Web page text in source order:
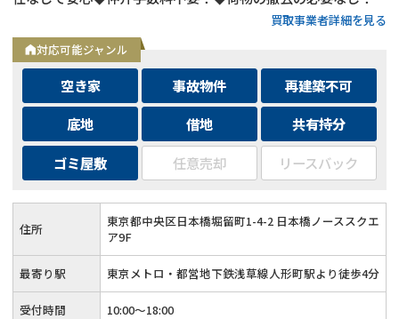
買取事業者詳細を見る
対応可能ジャンル
空き家 事故物件
再建築不可
底地
借地
共有持分
ゴミ屋敷
任意売却 リースバック
住所
東京都中央区日本橋堀留町1-4-2 日本橋ノーススクエ
ア9F
最寄り駅 東京メトロ・都営地下鉄浅草線人形町駅より徒歩4分
受付時間 10:00～18:00